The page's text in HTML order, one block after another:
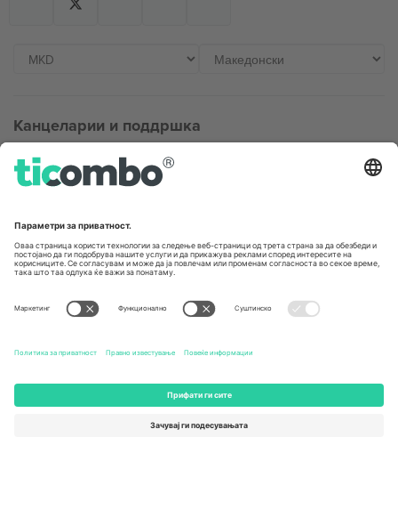
Канцеларии и поддршка
Germany
Unter den Linden 24, 10117
United States
Newark, Delaware 19713, United
Switzerland
Engelberg, Switzerland
Regus Sofia City West, bul
Totleben 53-55, 1606 Sofia,
UAE Dubai Silicon Oasis, DDP
Building A1, Office 302, Dubai,
United Arab Emirates